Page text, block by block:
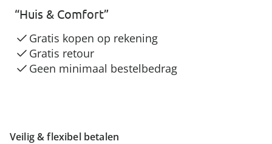
Veilig & flexibel betalen
“Huis & Comfort”
Gratis kopen op rekening
Gratis retour
Geen minimaal bestelbedrag